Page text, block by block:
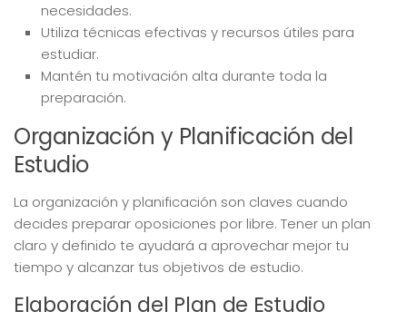
necesidades.
Utiliza técnicas efectivas y recursos útiles para
estudiar.
Mantén tu motivación alta durante toda la
preparación.
Organización y Planificación del
Estudio
La organización y planificación son claves cuando
decides preparar oposiciones por libre. Tener un plan
claro y definido te ayudará a aprovechar mejor tu
tiempo y alcanzar tus objetivos de estudio.
Elaboración del Plan de Estudio